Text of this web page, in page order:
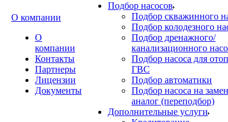
О компании
О
компании
Контакты
Партнеры
Лицензии
Документы
Подбор насосов
Подбор скважинного
Подбор колодезного
Подбор дренажного/
канализационного
Подбор насоса для
ГВС
Подбор автоматики
Подбор насоса на
аналог (переподбор)
Дополнительные услуги